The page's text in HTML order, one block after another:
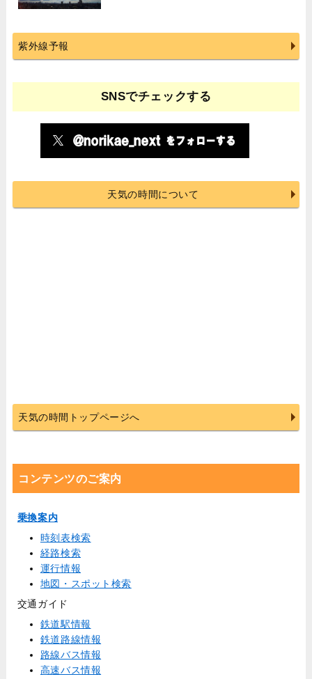
紫外線予報
SNSでチェックする
天気の時間について
天気の時間トップページへ
コンテンツのご案内
乗換案内
時刻表検索
経路検索
運行情報
地図・スポット検索
交通ガイド
鉄道駅情報
鉄道路線情報
路線バス情報
高速バス情報